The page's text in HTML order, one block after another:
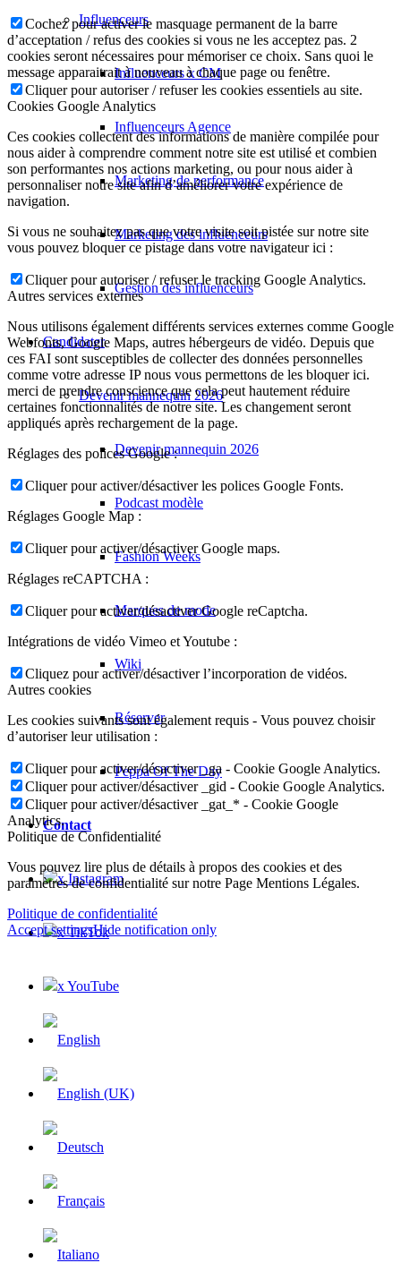
Influenceurs
Influenceurs x CM
Influenceurs Agence
Marketing de performance
Marketing des influenceurs
Gestion des influenceurs
Candidater
Devenir mannequin 2026
Devenir mannequin 2026
Podcast modèle
Fashion Weeks
Marques de mode
Wiki
Réserver
Peppa Of The Day
Contact
x Instagram
x TikTok
x YouTube
Cochez pour activer le masquage permanent de la barre
d’acceptation / refus des cookies si vous ne les acceptez pas. 2
cookies seront nécessaires pour mémoriser ce choix. Sans quoi le
message apparaitrait à nouveau à chaque page ou fenêtre.
Cliquer pour autoriser / refuser les cookies essentiels au site.
Cookies Google Analytics
Ces cookies collectent des informations de manière compilée pour
nous aider à comprendre comment notre site est utilisé et combien
son performantes nos actions marketing, ou pour nous aider à
personnaliser notre site afin d’améliorer votre expérience de
navigation.
Si vous ne souhaitez pas que votre visite soit pistée sur notre site
vous pouvez bloquer ce pistage dans votre navigateur ici :
Cliquer pour autoriser / refuser le tracking Google Analytics.
Autres services externes
Nous utilisons également différents services externes comme Google
Webfonts, Google Maps, autres hébergeurs de vidéo. Depuis que
ces FAI sont susceptibles de collecter des données personnelles
comme votre adresse IP nous vous permettons de les bloquer ici.
merci de prendre conscience que cela peut hautement réduire
certaines fonctionnalités de notre site. Les changement seront
appliqués après rechargement de la page.
Réglages des polices Google :
Cliquer pour activer/désactiver les polices Google Fonts.
Réglages Google Map :
Cliquer pour activer/désactiver Google maps.
Réglages reCAPTCHA :
Cliquer pour activer/désactiver Google reCaptcha.
Intégrations de vidéo Vimeo et Youtube :
Cliquez pour activer/désactiver l’incorporation de vidéos.
Autres cookies
Les cookies suivants sont également requis - Vous pouvez choisir
d’autoriser leur utilisation :
Cliquer pour activer/désactiver _ga - Cookie Google Analytics.
Cliquer pour activer/désactiver _gid - Cookie Google Analytics.
Cliquer pour activer/désactiver _gat_* - Cookie Google
Analytics.
Politique de Confidentialité
Vous pouvez lire plus de détails à propos des cookies et des
paramètres de confidentialité sur notre Page Mentions Légales.
Politique de confidentialité
Accept settingsHide notification only